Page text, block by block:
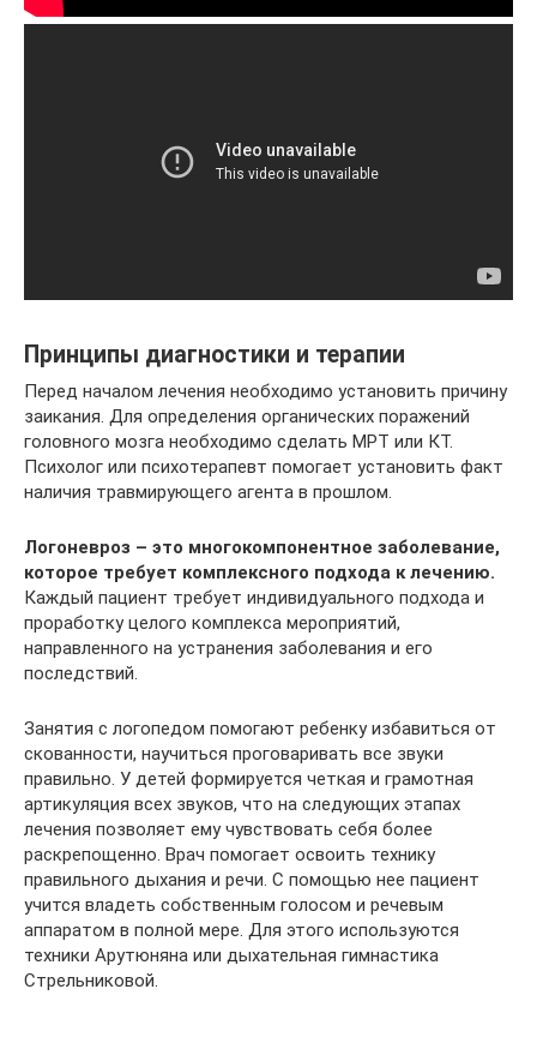
Принципы диагностики и терапии
Перед началом лечения необходимо установить причину
заикания. Для определения органических поражений
головного мозга необходимо сделать МРТ или КТ.
Психолог или психотерапевт помогает установить факт
наличия травмирующего агента в прошлом.
Логоневроз – это многокомпонентное заболевание,
которое требует комплексного подхода к лечению.
Каждый пациент требует индивидуального подхода и
проработку целого комплекса мероприятий,
направленного на устранения заболевания и его
последствий.
Занятия с логопедом помогают ребенку избавиться от
скованности, научиться проговаривать все звуки
правильно. У детей формируется четкая и грамотная
артикуляция всех звуков, что на следующих этапах
лечения позволяет ему чувствовать себя более
раскрепощенно. Врач помогает освоить технику
правильного дыхания и речи. С помощью нее пациент
учится владеть собственным голосом и речевым
аппаратом в полной мере. Для этого используются
техники Арутюняна или дыхательная гимнастика
Стрельниковой.